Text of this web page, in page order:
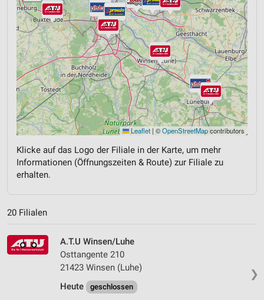
Leaflet | ©OpenStreetMapcontributors
Klicke auf das Logo der Filiale in der Karte, um mehr
Informationen (Öffnungszeiten & Route) zur Filiale zu
erhalten.
20 Filialen
❯
A.T.U Winsen/Luhe
Osttangente 210
21423 Winsen (Luhe)
Heute
geschlossen